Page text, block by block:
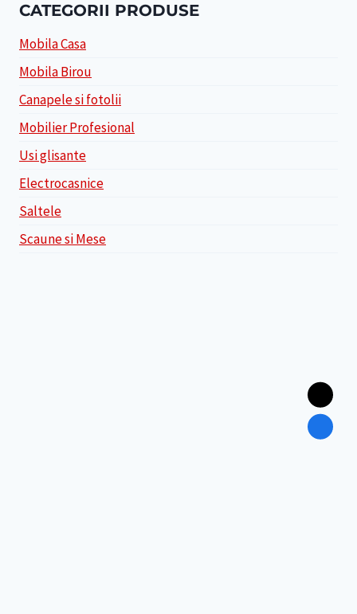
CATEGORII PRODUSE
Mobila Casa
Mobila Birou
Canapele si fotolii
Mobilier Profesional
Usi glisante
Electrocasnice
Saltele
Scaune si Mese